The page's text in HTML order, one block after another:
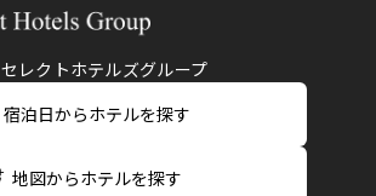
セレクトホテルズグループ
宿泊日からホテルを探す
地図からホテルを探す